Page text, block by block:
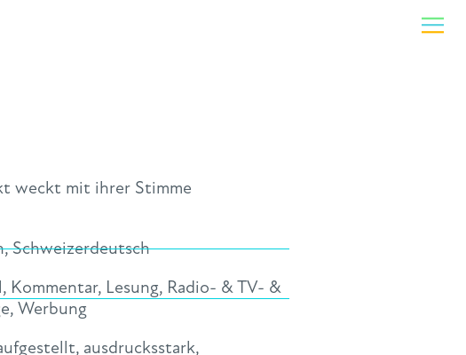
weckt mit ihrer Stimme
,Schweizerdeutsch
, Kommentar, Lesung, Radio- & TV- &
, Werbung
, ausdrucksstark,